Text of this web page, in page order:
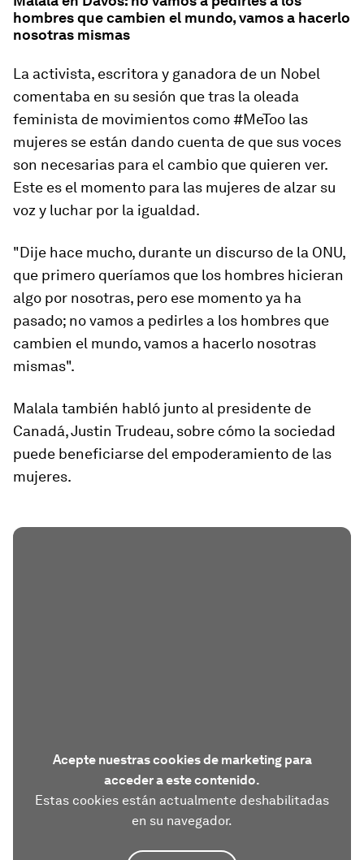
hombres que cambien el mundo, vamos a hacerlo
nosotras mismas
La activista, escritora y ganadora de un Nobel
comentaba en su sesión que tras la oleada
feminista de movimientos como #MeToo las
mujeres se están dando cuenta de que sus voces
son necesarias para el cambio que quieren ver.
Este es el momento para las mujeres de alzar su
voz y luchar por la igualdad.
"Dije hace mucho, durante un discurso de la ONU,
que primero queríamos que los hombres hicieran
algo por nosotras, pero ese momento ya ha
pasado; no vamos a pedirles a los hombres que
cambien el mundo, vamos a hacerlo nosotras
mismas".
Malala también habló junto al presidente de
Canadá, Justin Trudeau, sobre cómo la sociedad
puede beneficiarse del empoderamiento de las
mujeres.
Acepte nuestras cookies de marketing para
acceder a este contenido.
Estas cookies están actualmente deshabilitadas
en su navegador.